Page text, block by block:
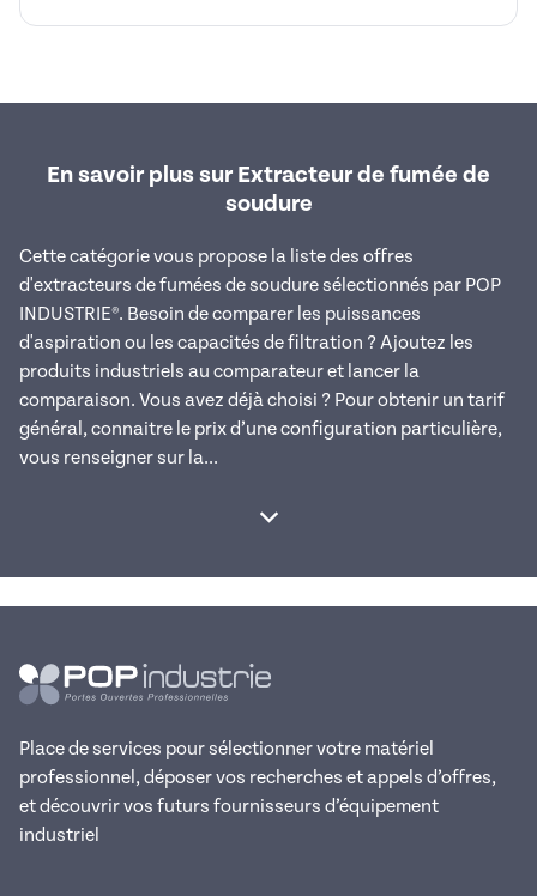
En savoir plus sur Extracteur de fumée de
soudure
Cette catégorie vous propose la liste des offres
d'extracteurs de fumées de soudure sélectionnés par POP
INDUSTRIE®. Besoin de comparer les puissances
d'aspiration ou les capacités de filtration ? Ajoutez les
produits industriels au comparateur et lancer la
comparaison. Vous avez déjà choisi ? Pour obtenir un tarif
général, connaitre le prix d’une configuration particulière,
vous renseigner sur la...
Afficher la suite
Place de services pour sélectionner votre matériel
professionnel, déposer vos recherches et appels d’offres,
et découvrir vos futurs fournisseurs d’équipement
industriel